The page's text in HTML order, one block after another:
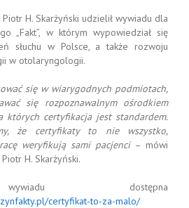
H. Skarżyński udzielił wywiadu dla
„Fakt”, w którym wypowiedział się
słuchu w Polsce, a także rozwoju
w otolaryngologii.
się w wiarygodnych podmiotach,
się rozpoznawalnym ośrodkiem
certyfikacja jest standardem.
że certyfikaty to nie wszystko,
weryfikują sami pacjenci– mówi
H. Skarżyński.
dostępna
certyfikat-to-za-malo/